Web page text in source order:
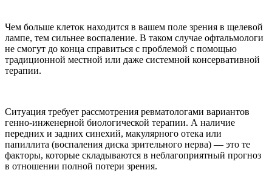
Чем больше клеток находится в вашем поле зрения в щелевой
лампе, тем сильнее воспаление. В таком случае офтальмологи
не смогут до конца справиться с проблемой с помощью
традиционной местной или даже системной консервативной
терапии.
Ситуация требует рассмотрения ревматологами вариантов
генно-инженерной биологической терапии. А наличие
передних и задних синехий, макулярного отека или
папиллита (воспаления диска зрительного нерва) — это те
факторы, которые складываются в неблагоприятный прогноз
в отношении полной потери зрения.